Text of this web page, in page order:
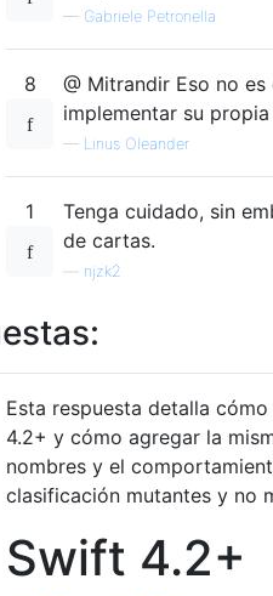
— Gabriele Petronella
8 @ Mitrandir Eso no
implementar su
— Linus Oleander
1
Tenga cuidado, sin
de cartas.
njzk2
Esta respuesta detalla
4.2+ y cómo agregar la
nombres y el
clasificación mutantes y no
Swift 4.2+